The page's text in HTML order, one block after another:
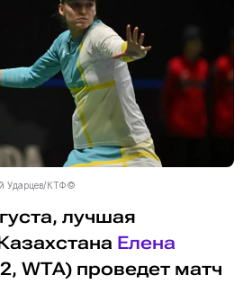
Ударцев/КТФ©
лучшая
Елена
WTA) проведет матч